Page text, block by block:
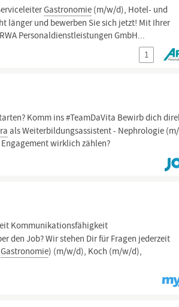
Gastronomie (m/w/d), Hotel- und
länger und bewerben Sie sich jetzt! Mit Ihrer
Personaldienstleistungen GmbH...
1
Komm ins #TeamDaVita Bewirb dich
als Weiterbildungsassistent - Nephrologie
wirklich zählen?
Kommunikationsfähigkeit
den Job? Wir stehen Dir für Fragen jederzeit
Gastronomie) (m/w/d), Koch (m/w/d),